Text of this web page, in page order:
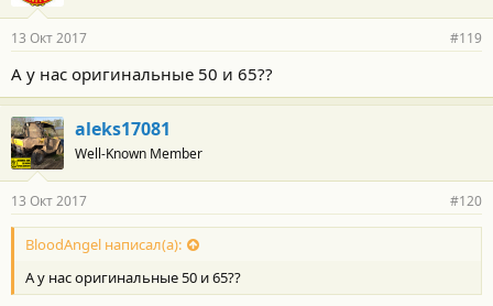
13 Окт 2017 #119
А у нас оригинальные 50 и 65??
aleks17081
Well-Known Member
13 Окт 2017 #120
BloodAngel написал(а):
А у нас оригинальные 50 и 65??